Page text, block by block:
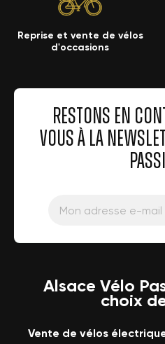
Reprise et vente de vélos
d'occasions
RESTONS EN
VOUS À LA
Alsace Vélo
choix
Vente de vélos